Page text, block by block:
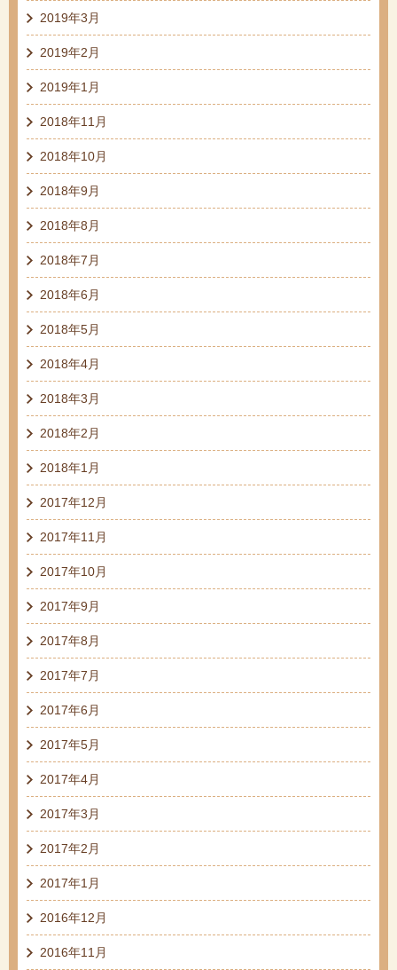
2019年3月
2019年2月
2019年1月
2018年11月
2018年10月
2018年9月
2018年8月
2018年7月
2018年6月
2018年5月
2018年4月
2018年3月
2018年2月
2018年1月
2017年12月
2017年11月
2017年10月
2017年9月
2017年8月
2017年7月
2017年6月
2017年5月
2017年4月
2017年3月
2017年2月
2017年1月
2016年12月
2016年11月